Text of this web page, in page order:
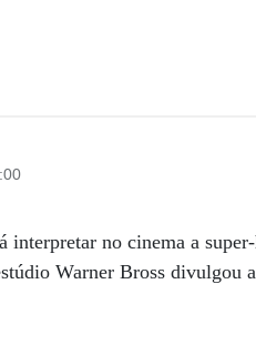
interpretar no cinema a
Warner Bross divulgou